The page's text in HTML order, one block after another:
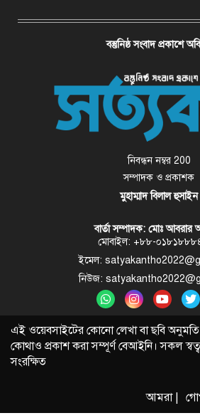
বস্তুনিষ্ঠ সংবাদ প্রকাশে
নিবন্ধন নম্বর 200
সম্পাদক ও প্রকাশক
মুহাম্মাদ বিলাল হুসাইন
বার্তা সম্পাদক: মোঃ আবরার
মোবাইল: +৮৮-
ইমেল:
নিউজ:
এই ওয়েবসাইটের কোনো লেখা বা ছবি
কোথাও প্রকাশ করা সম্পূর্ণ বেআইনি। সকল স্বত্ব
সংরক্ষিত
আমরা |